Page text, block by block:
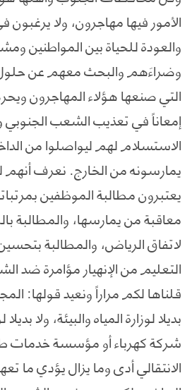
الأمور فيها مهاجرون، ولا
والعودة للحياة بين المواطنين
وضراءَهم والبحث معهم عن حلول
التي صنعها هؤلاء المهاجرون
إمعاناً في تعذيب الشعب الجنوبي
الاستسلام لهم ليواصلوا من
يمارسونه من الخارج. نعرف أنهم
يعتبرون مطالبة الموظفين
معاقبة من يمارسها، والمطالبة
لاتفاق الرياض، والمطالبة
التعليم من الإنهيار مؤامرة ضد
قلناها لكم مراراً ونعيد قولها:
بديلا لوزارة المياه والبيئة، ولا
شركة كهرباء أو مؤسسة خدمات
الانتقالي أدى وما يزال يؤدي ما